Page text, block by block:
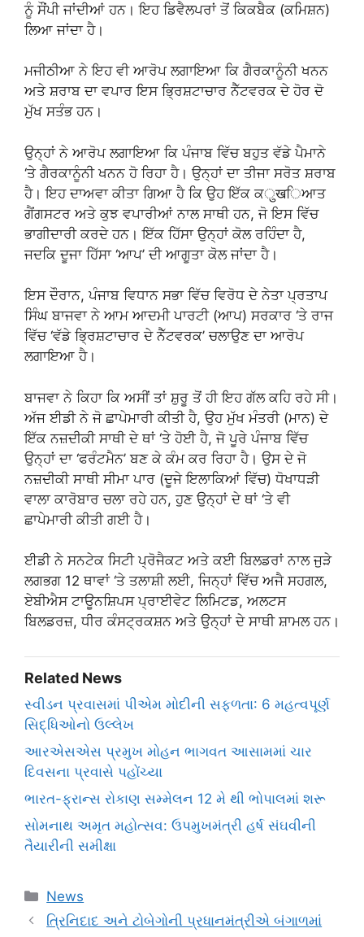
ਨੂੰ ਸੌਂਪੀ ਜਾਂਦੀਆਂ ਹਨ। ਇਹ ਡਿਵੈਲਪਰਾਂ ਤੋਂ ਕਿਕਬੈਕ (ਕਮਿਸ਼ਨ)
ਲਿਆ ਜਾਂਦਾ ਹੈ।
ਮਜੀਠੀਆ ਨੇ ਇਹ ਵੀ ਆਰੋਪ ਲਗਾਇਆ ਕਿ ਗੈਰਕਾਨੂੰਨੀ ਖਨਨ
ਅਤੇ ਸ਼ਰਾਬ ਦਾ ਵਪਾਰ ਇਸ ਭ੍ਰਿਸ਼ਟਾਚਾਰ ਨੈੱਟਵਰਕ ਦੇ ਹੋਰ ਦੋ
ਮੁੱਖ ਸਤੰਭ ਹਨ।
ਉਨ੍ਹਾਂ ਨੇ ਆਰੋਪ ਲਗਾਇਆ ਕਿ ਪੰਜਾਬ ਵਿੱਚ ਬਹੁਤ ਵੱਡੇ ਪੈਮਾਨੇ
‘ਤੇ ਗੈਰਕਾਨੂੰਨੀ ਖਨਨ ਹੋ ਰਿਹਾ ਹੈ। ਉਨ੍ਹਾਂ ਦਾ ਤੀਜਾ ਸਰੋਤ ਸ਼ਰਾਬ
ਹੈ। ਇਹ ਦਾਅਵਾ ਕੀਤਾ ਗਿਆ ਹੈ ਕਿ ਉਹ ਇੱਕ ਕुखਿਆਤ
ਗੈਂਗਸਟਰ ਅਤੇ ਕੁਝ ਵਪਾਰੀਆਂ ਨਾਲ ਸਾਥੀ ਹਨ, ਜੋ ਇਸ ਵਿੱਚ
ਭਾਗੀਦਾਰੀ ਕਰਦੇ ਹਨ। ਇੱਕ ਹਿੱਸਾ ਉਨ੍ਹਾਂ ਕੋਲ ਰਹਿੰਦਾ ਹੈ,
ਜਦਕਿ ਦੂਜਾ ਹਿੱਸਾ ‘ਆਪ’ ਦੀ ਆਗੂਤਾ ਕੋਲ ਜਾਂਦਾ ਹੈ।
ਇਸ ਦੌਰਾਨ, ਪੰਜਾਬ ਵਿਧਾਨ ਸਭਾ ਵਿੱਚ ਵਿਰੋਧ ਦੇ ਨੇਤਾ ਪ੍ਰਤਾਪ
ਸਿੰਘ ਬਾਜਵਾ ਨੇ ਆਮ ਆਦਮੀ ਪਾਰਟੀ (ਆਪ) ਸਰਕਾਰ ‘ਤੇ ਰਾਜ
ਵਿੱਚ ‘ਵੱਡੇ ਭ੍ਰਿਸ਼ਟਾਚਾਰ ਦੇ ਨੈੱਟਵਰਕ’ ਚਲਾਉਣ ਦਾ ਆਰੋਪ
ਲਗਾਇਆ ਹੈ।
ਬਾਜਵਾ ਨੇ ਕਿਹਾ ਕਿ ਅਸੀਂ ਤਾਂ ਸ਼ੁਰੂ ਤੋਂ ਹੀ ਇਹ ਗੱਲ ਕਹਿ ਰਹੇ ਸੀ।
ਅੱਜ ਈਡੀ ਨੇ ਜੋ ਛਾਪੇਮਾਰੀ ਕੀਤੀ ਹੈ, ਉਹ ਮੁੱਖ ਮੰਤਰੀ (ਮਾਨ) ਦੇ
ਇੱਕ ਨਜ਼ਦੀਕੀ ਸਾਥੀ ਦੇ ਥਾਂ ‘ਤੇ ਹੋਈ ਹੈ, ਜੋ ਪੂਰੇ ਪੰਜਾਬ ਵਿੱਚ
ਉਨ੍ਹਾਂ ਦਾ ‘ਫਰੰਟਮੈਨ’ ਬਣ ਕੇ ਕੰਮ ਕਰ ਰਿਹਾ ਹੈ। ਉਸ ਦੇ ਜੋ
ਨਜ਼ਦੀਕੀ ਸਾਥੀ ਸੀਮਾ ਪਾਰ (ਦੂਜੇ ਇਲਾਕਿਆਂ ਵਿੱਚ) ਧੋਖਾਧੜੀ
ਵਾਲਾ ਕਾਰੋਬਾਰ ਚਲਾ ਰਹੇ ਹਨ, ਹੁਣ ਉਨ੍ਹਾਂ ਦੇ ਥਾਂ ‘ਤੇ ਵੀ
ਛਾਪੇਮਾਰੀ ਕੀਤੀ ਗਈ ਹੈ।
ਈਡੀ ਨੇ ਸਨਟੇਕ ਸਿਟੀ ਪ੍ਰੋਜੈਕਟ ਅਤੇ ਕਈ ਬਿਲਡਰਾਂ ਨਾਲ ਜੁੜੇ
ਲਗਭਗ 12 ਥਾਵਾਂ ‘ਤੇ ਤਲਾਸ਼ੀ ਲਈ, ਜਿਨ੍ਹਾਂ ਵਿੱਚ ਅਜੈ ਸਹਗਲ,
ਏਬੀਐਸ ਟਾਊਨਸ਼ਿਪਸ ਪ੍ਰਾਈਵੇਟ ਲਿਮਿਟਡ, ਅਲਟਸ
ਬਿਲਡਰਜ਼, ਧੀਰ ਕੰਸਟ੍ਰਕਸ਼ਨ ਅਤੇ ਉਨ੍ਹਾਂ ਦੇ ਸਾਥੀ ਸ਼ਾਮਲ ਹਨ।
Related News
સ્વીડન પ્રવાસમાં પીએમ મોદીની સફળતા: 6 મહત્વપૂર્ણ
સિદ્ધિઓનો ઉલ્લેખ
આરએસએસ પ્રમુખ મોહન ભાગવત આસામમાં ચાર
દિવસના પ્રવાસે પહોંચ્યા
ભારત-ફ્રાન્સ રોકાણ સમ્મેલન 12 મે થી ભોપાલમાં શરૂ
સોમનાથ અમૃત મહોત્સવ: ઉપમુખમંત્રી હર્ષ સંઘવીની
તૈયારીની સમીક્ષા
Categories
News
ત્રિનિદાદ અને ટોબેગોની પ્રધાનમંત્રીએ બંગાળમાં